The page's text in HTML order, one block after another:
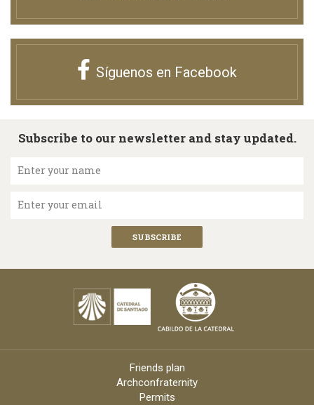
Síguenos en Facebook
Subscribe to our newsletter and stay updated.
Enter your name
Enter your email
Friends plan
Archconfraternity
Permits